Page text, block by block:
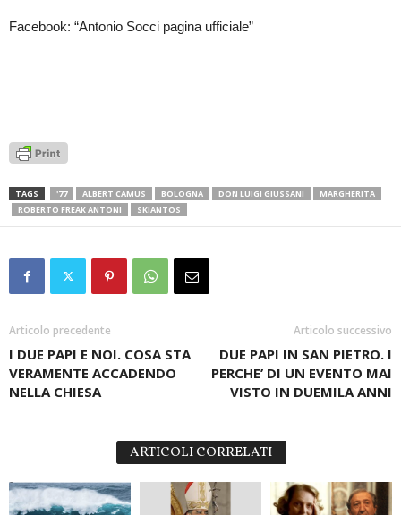
Facebook: “Antonio Socci pagina ufficiale”
TAGS '77 ALBERT CAMUS BOLOGNA DON LUIGI GIUSSANI
MARGHERITA
ROBERTO FREAK ANTONI
SKIANTOS
Articolo precedente
I DUE PAPI E NOI. COSA STA
VERAMENTE ACCADENDO
NELLA CHIESA
Articolo successivo
DUE PAPI IN SAN PIETRO. I
PERCHE’ DI UN EVENTO MAI
VISTO IN DUEMILA ANNI
ARTICOLI CORRELATI